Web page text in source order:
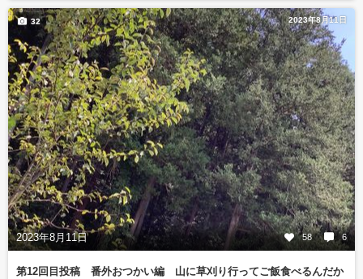
2023年8月11日
2023年8月11日 58 6
32
第12回目投稿 番外おつかい編 山に草刈り行ってご飯食べるんだか